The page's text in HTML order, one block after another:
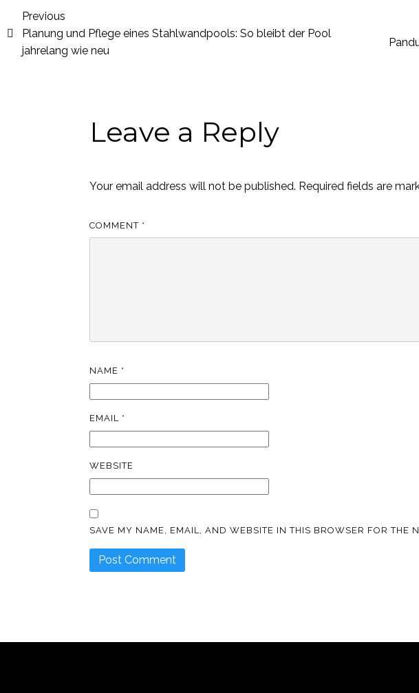
Previous
Planung und Pflege eines Stahlwandpools: So bleibt der Pool
jahrelang wie neu
Leave a Reply
Your email address will not be published. Required fields are
COMMENT *
NAME *
EMAIL *
WEBSITE
SAVE MY NAME, EMAIL, AND WEBSITE IN THIS BROWSER FOR THE